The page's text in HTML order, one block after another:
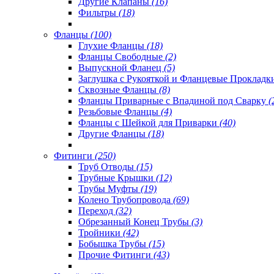
Фильтры (18)
Фланцы (100)
Глухие Фланцы (18)
Фланцы Свободные (2)
Выпускной Фланец (5)
Заглушка с Рукояткой и Фланцевые
Сквозные Фланцы (8)
Фланцы Приварные с Впадиной под Сварку
Резьбовые Фланцы (4)
Фланцы с Шейкой для Приварки (40)
Другие Фланцы (18)
Фитинги (250)
Труб Отводы (15)
Трубные Крышки (12)
Трубы Муфты (19)
Колено Трубопровода (69)
Переход (32)
Обрезанный Конец Трубы (3)
Тройники (42)
Бобышка Трубы (15)
Прочие Фитинги (43)